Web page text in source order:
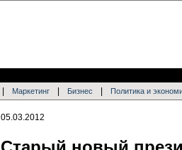
Маркетинг Бизнес Политика и
05.03.2012